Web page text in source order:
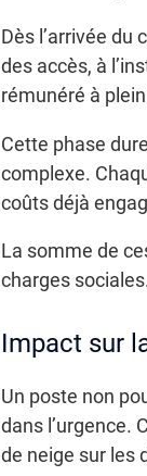
Dès l’arrivée
des accès, à
rémunéré à
Cette phase
complexe.
coûts déjà
La somme de
charges
Impact sur
Un poste non
dans l’urgence.
de neige sur les